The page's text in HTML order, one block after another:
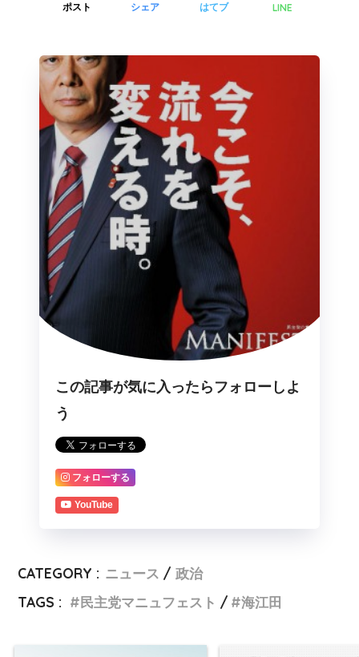
ポスト シェア はてブ LINE
この記事が気に入ったらフォローしよ
う
フォローする
YouTube
CATEGORY : ニュース
政治
TAGS :
民主党マニュフェスト 海江田